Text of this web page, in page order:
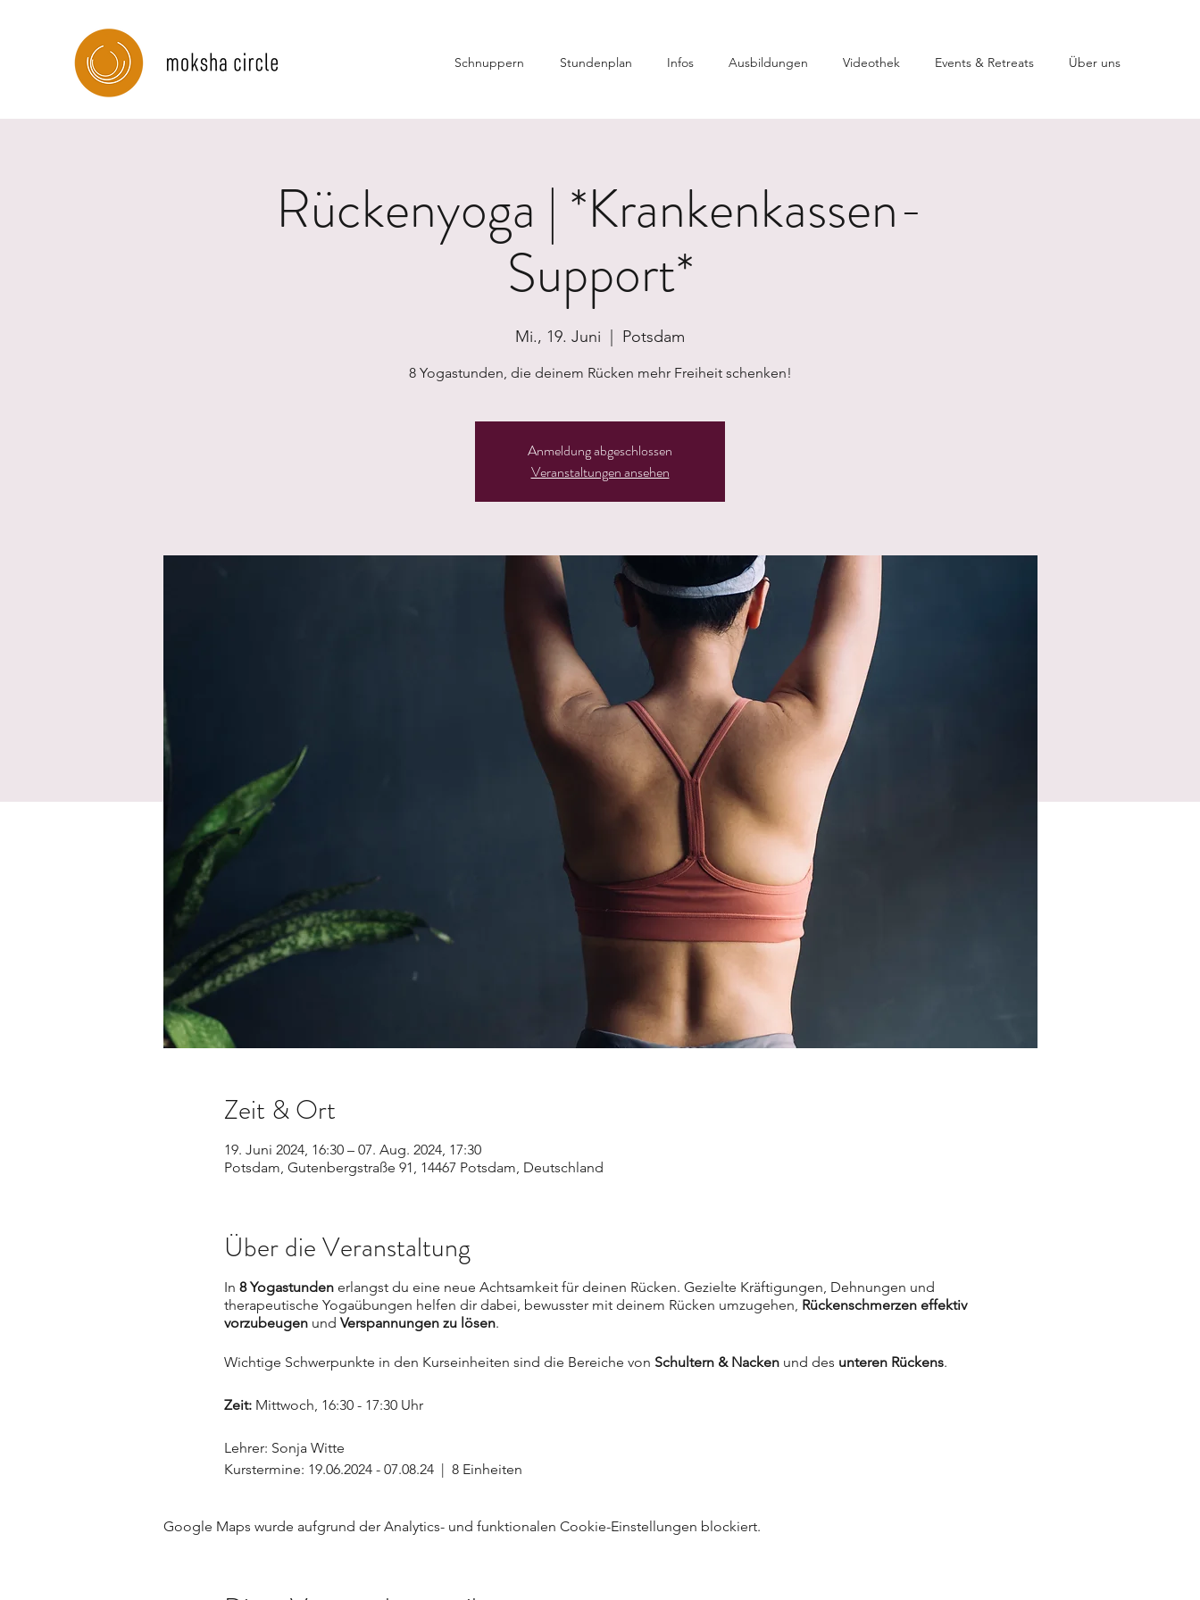
Schnuppern Stundenplan Infos Ausbildungen Videothek Events & Retreats Über uns
Rückenyoga | *Krankenkassen-
Support*
Mi., 19. Juni Potsdam
8 Yogastunden, die deinem Rücken mehr Freiheit schenken!
Anmeldung abgeschlossen
Veranstaltungen ansehen
Zeit & Ort
19. Juni 2024, 16:30 – 07. Aug. 2024, 17:30
Potsdam, Gutenbergstraße 91, 14467 Potsdam, Deutschland
Über die Veranstaltung
In 8 Yogastundenerlangst du eine neue Achtsamkeit für deinen Rücken. Gezielte Kräftigungen, Dehnungen und
therapeutische Yogaübungen helfen dir dabei, bewusster mit deinem Rücken umzugehen, Rückenschmerzen effektiv
vorzubeugen und Verspannungen zu lösen.
Wichtige Schwerpunkte in den Kurseinheiten sind die Bereiche von Schultern & Nackenund des unteren Rückens.
Zeit:Mittwoch, 16:30 - 17:30 Uhr
Lehrer: Sonja Witte
Kurstermine: 19.06.2024 - 07.08.24 | 8 Einheiten
Falls du einmal nicht kannst, gibt es pro Kurs einen freien Nachholtermin innerhalb der Kurszeit.
Google Maps wurde aufgrund der Analytics- und funktionalen Cookie-Einstellungen blockiert.